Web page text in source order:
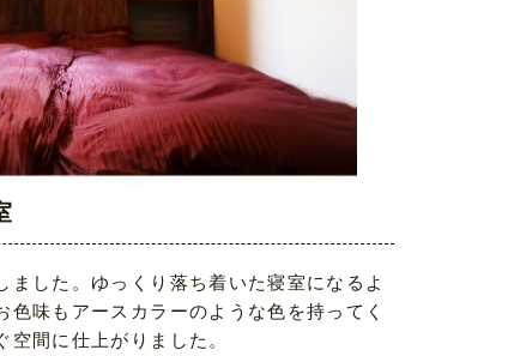
ました。ゆっくり落ち着いた寝室になるよ
色味もアースカラーのような色を持ってく
空間に仕上がりました。